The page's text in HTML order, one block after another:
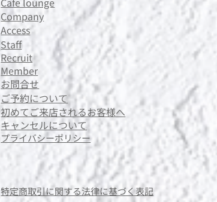
Company
Access
Staff
Recruit
Member
お問合せ
ご予約について
初めてご来店されるお客様へ
キャンセルについて
プライバシーポリシー
​特定商取引に関する法律に基づく表記